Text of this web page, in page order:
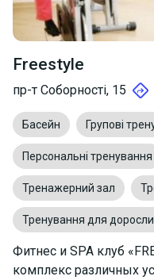
Freestyle
пр-т Соборності, 15
Басейн Групові
Персональні тренування
Тренажерний зал
Тренування для
Фитнес и SPA клуб
комплекс различных